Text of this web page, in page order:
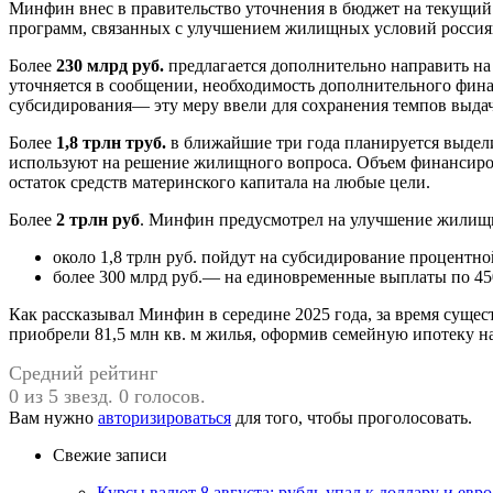
Минфин внес в правительство уточнения в бюджет на
программ, связанных с улучшением жилищных условий
Более 230 млрд руб. предлагается дополнительно направить
уточняется в сообщении, необходимость дополнительного
субсидирования— эту меру ввели для сохранения темпов
Более 1,8 трлн труб. в ближайшие три года планируется
используют на решение жилищного вопроса. Объем
остаток средств материнского капитала на любые цели.
Более 2 трлн руб. Минфин предусмотрел на улучшение
около 1,8 трлн руб. пойдут на субсидирование
более 300 млрд руб.— на единовременные выплаты по
Как рассказывал Минфин в середине 2025 года, за время
приобрели 81,5 млн кв. м жилья, оформив семейную ипотеку
Средний рейтинг
0 из 5 звезд. 0 голосов.
Вам нужно авторизироваться для того, чтобы проголосовать.
Свежие записи